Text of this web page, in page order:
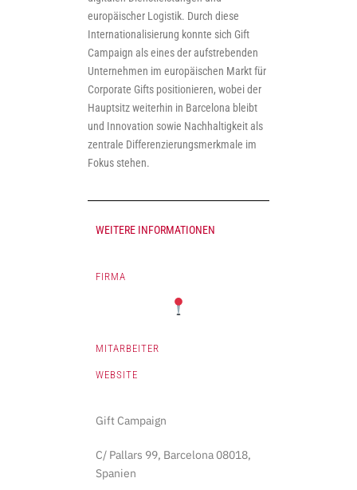
europäischer Logistik. Durch diese
Internationalisierung konnte sich Gift
Campaign als eines der aufstrebenden
Unternehmen im europäischen Markt für
Corporate Gifts positionieren, wobei der
Hauptsitz weiterhin in Barcelona bleibt
und Innovation sowie Nachhaltigkeit als
zentrale Differenzierungsmerkmale im
Fokus stehen.
WEITERE INFORMATIONEN
FIRMA
MITARBEITER
WEBSITE
Gift Campaign
C/ Pallars 99, Barcelona 08018,
Spanien